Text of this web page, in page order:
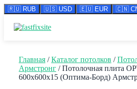
🇷🇺 RUB 🇺🇸 USD 🇪🇺 EUR 🇨🇳
Главная /Каталог потолков /
Армстронг / Потолочная плита
600x600x15 (Оптима-Борд)